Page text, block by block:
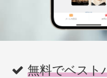
無料でベスト